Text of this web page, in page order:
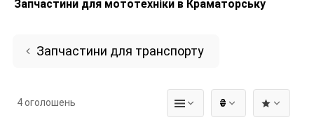
Запчастини для мототехніки в Краматорську
Запчастини для транспорту
₴
4 оголошень